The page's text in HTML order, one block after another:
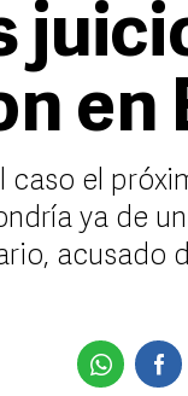
en
el
ya de
acusado